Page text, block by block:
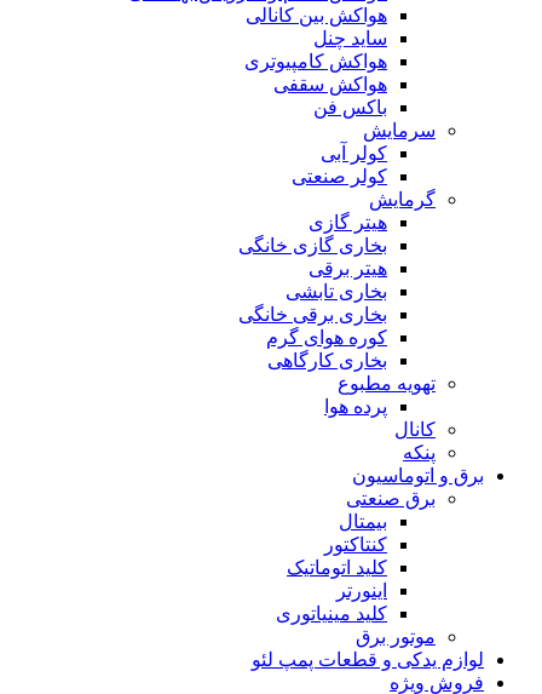
هواکش بین کانالی
ساید چنل
هواکش کامپیوتری
هواکش سقفی
باکس فن
سرمایش
کولر آبی
کولر صنعتی
گرمایش
هیتر گازی
بخاری گازی خانگی
هیتر برقی
بخاری تابشی
بخاری برقی خانگی
کوره هوای گرم
بخاری کارگاهی
تهویه مطبوع
پرده هوا
کانال
پنکه
برق و اتوماسیون
برق صنعتی
بیمتال
کنتاکتور
کلید اتوماتیک
اینورتر
کلید مینیاتوری
موتور برق
لوازم یدکی و قطعات پمپ لئو
فروش ویژه